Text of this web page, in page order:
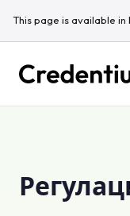
This page is available in
Защо